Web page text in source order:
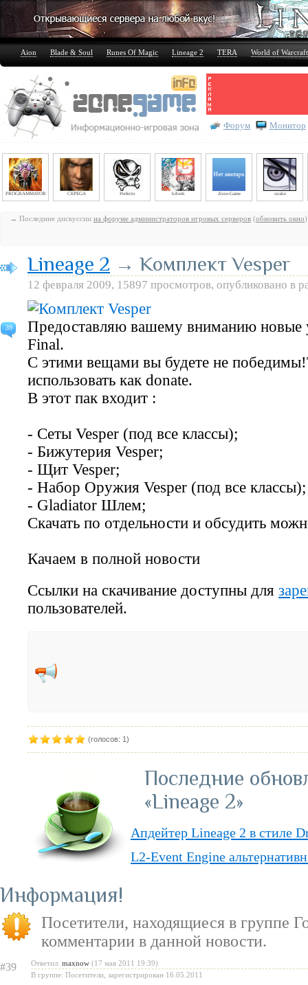
Aion Blade & Soul Runes Of Magic Lineage 2 TERA World of Warcraft
Форум Монитор
PROGRAMMATOR CEPEGA Perfecto kiberk Zone-Game snake
→ Последние дискуссии на форуме администраторов игровых серверов (обновить окно)
39
Lineage 2 → Комплект Vesper
12 февраля 2009, 15897 просмотров, опубликовано в
Предоставляю вашему вниманию новые
Final.
С этими вещами вы будете не
использовать как donate.
В этот пак входит :
- Сеты Vesper (под все классы);
- Бижутерия Vesper;
- Щит Vesper;
- Набор Оружия Vesper (под все классы);
- Gladiator Шлем;
Скачать по отдельности и обсудить
Качаем в полной новости
Ссылки на скачивание доступны для
пользователей.
(голосов: 1)
Последние
«Lineage 2»
Апдейтер Lineage 2 в стиле
L2-Event Engine
бесплатную модель
«Испеки свою любовь» —
Святого Валентина
Информация
Посетители, находящиеся в группе
комментарии в данной новости.
#39 Ответил: maxnow (17 мая 2011 19:39)
В группе: Посетители, зарегистрирован 16.05.2011